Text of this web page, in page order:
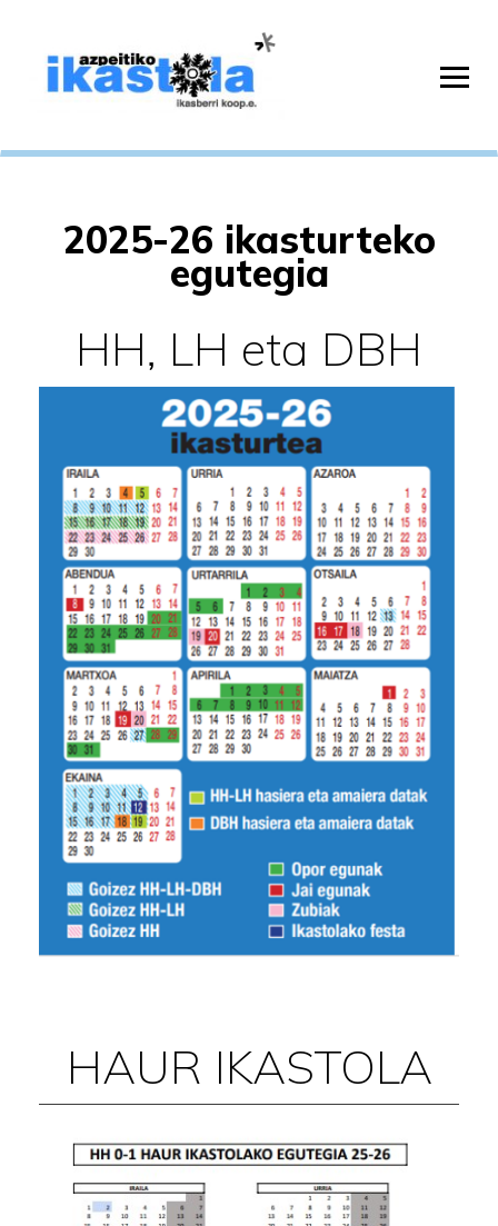
2025-26 ikasturteko
egutegia
HH, LH eta DBH
HAUR IKASTOLA